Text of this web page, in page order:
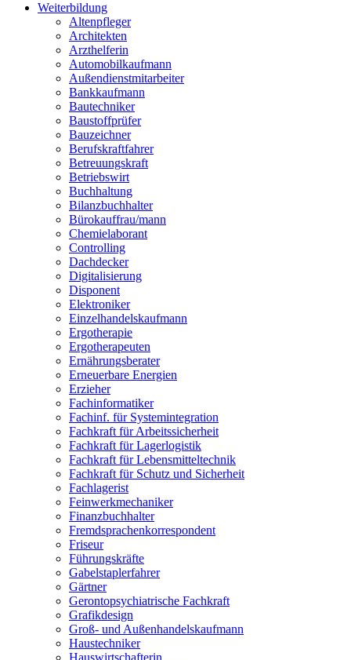
Weiterbildung
Altenpfleger
Architekten
Arzthelferin
Automobilkaufmann
Außendienstmitarbeiter
Bankkaufmann
Bautechniker
Baustoffprüfer
Bauzeichner
Berufskraftfahrer
Betreuungskraft
Betriebswirt
Buchhaltung
Bilanzbuchhalter
Bürokauffrau/mann
Chemielaborant
Controlling
Dachdecker
Digitalisierung
Disponent
Elektroniker
Einzelhandelskaufmann
Ergotherapie
Ergotherapeuten
Ernährungsberater
Erneuerbare Energien
Erzieher
Fachinformatiker
Fachinf. für Systemintegration
Fachkraft für Arbeitssicherheit
Fachkraft für Lagerlogistik
Fachkraft für Lebensmitteltechnik
Fachkraft für Schutz und Sicherheit
Fachlagerist
Feinwerkmechaniker
Finanzbuchhalter
Fremdsprachenkorrespondent
Friseur
Führungskräfte
Gabelstaplerfahrer
Gärtner
Gerontopsychiatrische Fachkraft
Grafikdesign
Groß- und Außenhandelskaufmann
Haustechniker